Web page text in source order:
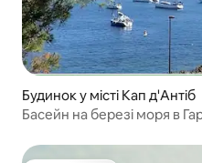
Будинок у місті Кап д'Антіб
Басейн на березі моря в